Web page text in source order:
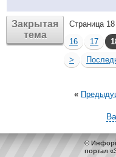
Закрытая
тема
Страница
16
17
>
«
©
портал